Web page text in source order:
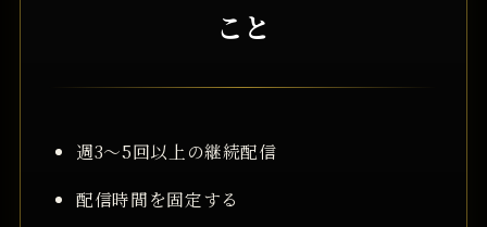
こと
週3〜5回以上の継続配信
配信時間を固定する